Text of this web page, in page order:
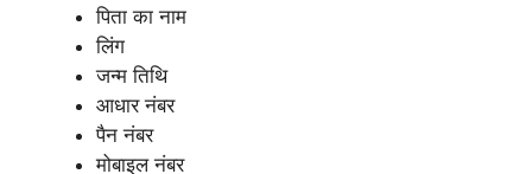
पिता का नाम
लिंग
जन्म तिथि
आधार नंबर
पैन नंबर
मोबाइल नंबर